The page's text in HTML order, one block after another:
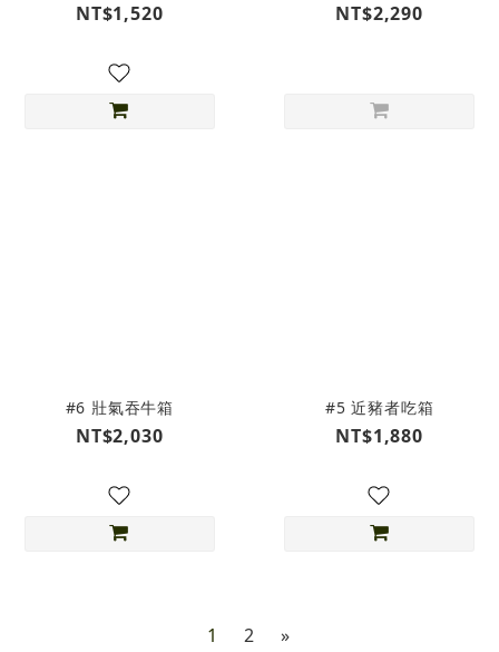
NT$1,520 NT$2,290
#6 壯氣吞牛箱
NT$2,030
#5 近豬者吃箱
NT$1,880
1 2 »